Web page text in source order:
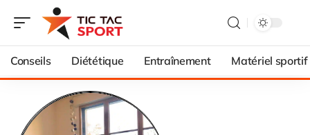
Conseils Diététique Entraînement Matériel sportif